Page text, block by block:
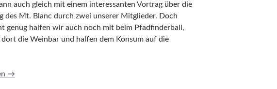
auch gleich mit einem interessanten Vortrag über die
des Mt. Blanc durch zwei unserer Mitglieder. Doch
genug halfen wir auch noch mit beim Pfadfinderball,
die Weinbar und halfen dem Konsum auf die
→